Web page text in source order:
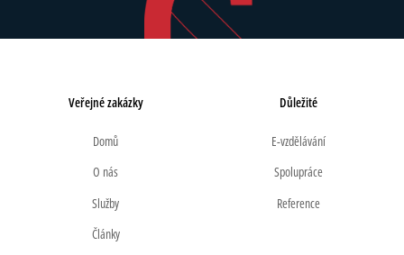
Veřejné zakázky
Domů
O nás
Služby
Články
Důležité
E-vzdělávání
Spolupráce
Reference